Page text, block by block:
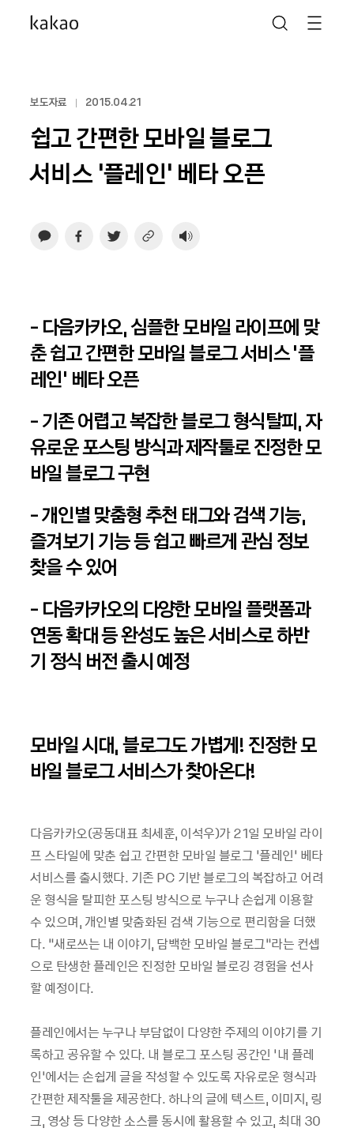
보도자료 2015.04.21
쉽고 간편한 모바일 블로그
서비스 '플레인' 베타 오픈
- 다음카카오, 심플한 모바일 라이프에 맞
춘 쉽고 간편한 모바일 블로그 서비스 ‘플
레인’ 베타 오픈
- 기존 어렵고 복잡한 블로그 형식탈피, 자
유로운 포스팅 방식과 제작툴로 진정한 모
바일 블로그 구현
- 개인별 맞춤형 추천 태그와 검색 기능,
즐겨보기 기능 등 쉽고 빠르게 관심 정보
찾을 수 있어
- 다음카카오의 다양한 모바일 플랫폼과
연동 확대 등 완성도 높은 서비스로 하반
기 정식 버전 출시 예정
모바일 시대, 블로그도 가볍게! 진정한 모
바일 블로그 서비스가 찾아온다!
다음카카오(공동대표 최세훈, 이석우)가 21일 모바일 라이
프 스타일에 맞춘 쉽고 간편한 모바일 블로그 ‘플레인’ 베타
서비스를 출시했다. 기존 PC 기반 블로그의 복잡하고 어려
운 형식을 탈피한 포스팅 방식으로 누구나 손쉽게 이용할
수 있으며, 개인별 맞춤화된 검색 기능으로 편리함을 더했
다. “새로쓰는 내 이야기, 담백한 모바일 블로그”라는 컨셉
으로 탄생한 플레인은 진정한 모바일 블로깅 경험을 선사
할 예정이다.
플레인에서는 누구나 부담없이 다양한 주제의 이야기를 기
록하고 공유할 수 있다. 내 블로그 포스팅 공간인 ‘내 플레
인’에서는 손쉽게 글을 작성할 수 있도록 자유로운 형식과
간편한 제작툴을 제공한다. 하나의 글에 텍스트, 이미지, 링
크, 영상 등 다양한 소스를 동시에 활용할 수 있고, 최대 30